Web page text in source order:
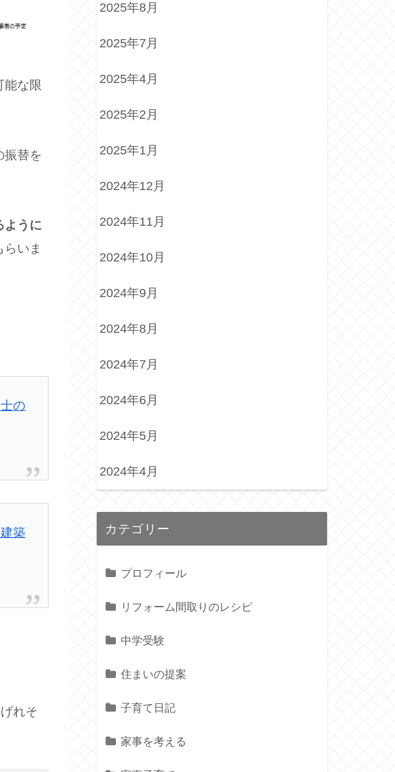
能な限
振替を
ように
らいま
の
築
れそ
2025年8月
2025年7月
2025年4月
2025年2月
2025年1月
2024年12月
2024年11月
2024年10月
2024年9月
2024年8月
2024年7月
2024年6月
2024年5月
2024年4月
カテゴリー
プロフィール
リフォーム間取りのレシピ
中学受験
住まいの提案
子育て日記
家事を考える